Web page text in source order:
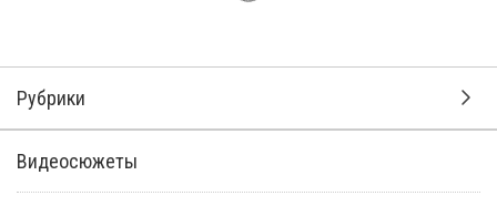
Рубрики
Видеосюжеты